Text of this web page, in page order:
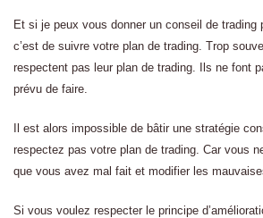
Et si je peux vous donner un conseil de trading
c’est de suivre votre plan de trading. Trop
respectent pas leur plan de trading. Ils ne font
prévu de faire.
Il est alors impossible de bâtir une stratégie
respectez pas votre plan de trading. Car vous
que vous avez mal fait et modifier les
Si vous voulez respecter le principe